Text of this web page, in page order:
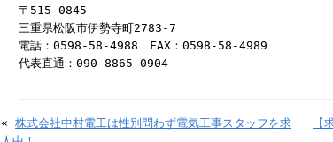
〒515-0845
三重県松阪市伊勢寺町2783-7
電話：0598-58-4988 FAX：0598-58-4989
代表直通：090-8865-0904
« 株式会社中村電工は性別問わず電気工事スタッフを求
【